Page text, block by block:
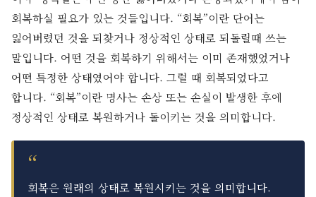
회복하실 필요가 있는 것들입니다. “회복”이란 단어는
잃어버렸던 것을 되찾거나 정상적인 상태로 되돌릴때 쓰는
말입니다. 어떤 것을 회복하기 위해서는 이미 존재했었거나
어떤 특정한 상태였어야 합니다. 그럴 때 회복되었다고
합니다. “회복”이란 명사는 손상 또는 손실이 발생한 후에
정상적인 상태로 복원하거나 돌이키는 것을 의미합니다.
회복은 원래의 상태로 복원시키는 것을 의미합니다.